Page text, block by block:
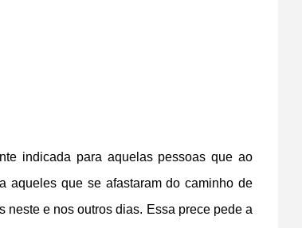
indicada para aquelas pessoas que ao
aqueles que se afastaram do caminho de
neste e nos outros dias. Essa prece pede a